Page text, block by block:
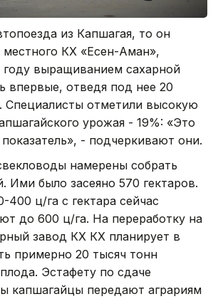
из Капшагая, то он
местного КХ «Есен-Аман»,
году выращиванием сахарной
впервые, отведя под нее 20
Специалисты отметили высокую
урожая - 19%: «Это
- подчеркивают они.
намерены собрать
Ими было засеяно 570 гектаров.
400 ц/га с гектара сейчас
до 600 ц/га. На переработку на
завод КХ КХ планирует в
примерно 20 тысяч тонн
Эстафету по сдаче
капшагайцы передают аграриям